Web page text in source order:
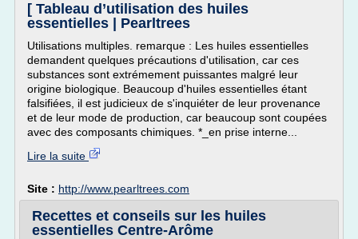
[ Tableau d’utilisation des huiles
essentielles | Pearltrees
Utilisations multiples. remarque : Les huiles essentielles
demandent quelques précautions d'utilisation, car ces
substances sont extrémement puissantes malgré leur
origine biologique. Beaucoup d'huiles essentielles étant
falsifiées, il est judicieux de s'inquiéter de leur provenance
et de leur mode de production, car beaucoup sont coupées
avec des composants chimiques. *_en prise interne...
Lire la suite
Site : http://www.pearltrees.com
Recettes et conseils sur les huiles
essentielles Centre-Arôme